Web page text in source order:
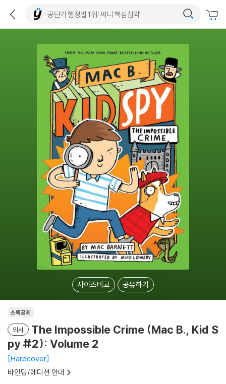
사이즈비교 공유하기
소득공제
외서
The Impossible Crime (Mac B., Kid S
py #2): Volume 2
Hardcover
바인딩/에디션 안내